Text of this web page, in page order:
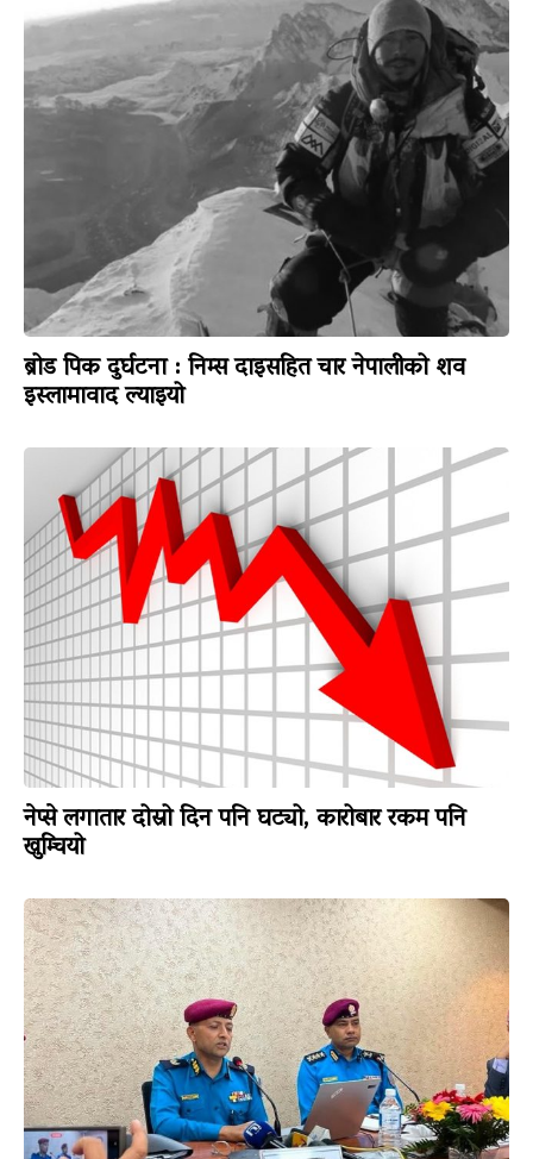
ब्रोड पिक दुर्घटना : निम्स दाइसहित चार नेपालीको शव
इस्लामावाद ल्याइयो
नेप्से लगातार दोस्रो दिन पनि घट्यो, कारोबार रकम पनि
खुम्चियो